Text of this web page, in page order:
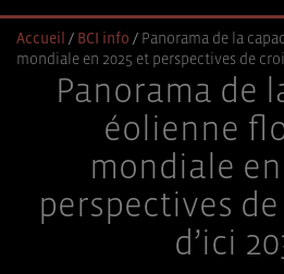
Accueil / BCI info / Panorama de la
mondiale en 2025 et perspectives de
Panorama de
éolienne
mondiale
perspectives
d’ici